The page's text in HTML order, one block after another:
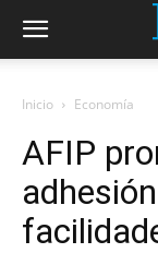
Inicio Economía
AFIP